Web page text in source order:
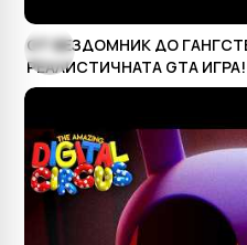
ОТ БЕЗДОМНИК ДО
РЕАЛИСТИЧНАТА GTA ИГРА!